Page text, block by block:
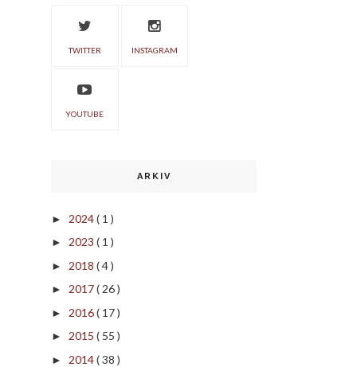
TWITTER INSTAGRAM
YOUTUBE
ARKIV
► 2024( 1 )
► 2023 ( 1 )
► 2018 ( 4 )
► 2017( 26 )
► 2016( 17 )
► 2015 ( 55 )
► 2014( 38 )